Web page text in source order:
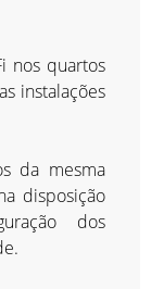
nos quartos
instalações
da mesma
disposição
dos